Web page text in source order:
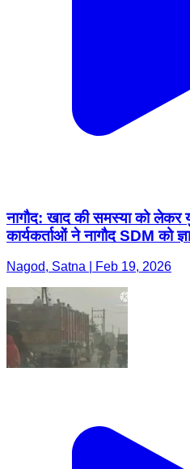
नागौद: खाद की समस्या को
कार्यकर्ताओं ने नागौद SDM को
Nagod, Satna | Feb 19, 2026